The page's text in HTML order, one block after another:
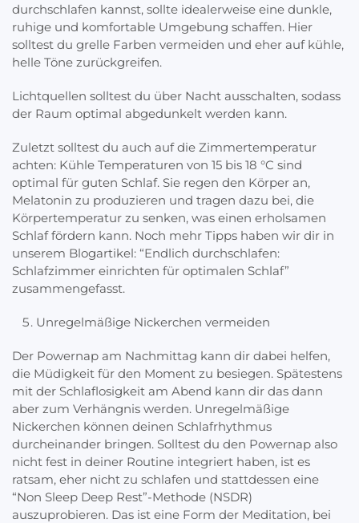
durchschlafen kannst, sollte idealerweise eine dunkle,
ruhige und komfortable Umgebung schaffen. Hier
solltest du grelle Farben vermeiden und eher auf kühle,
helle Töne zurückgreifen.
Lichtquellen solltest du über Nacht ausschalten, sodass
der Raum optimal abgedunkelt werden kann.
Zuletzt solltest du auch auf die Zimmertemperatur
achten: Kühle Temperaturen von 15 bis 18 °C sind
optimal für guten Schlaf. Sie regen den Körper an,
Melatonin zu produzieren und tragen dazu bei, die
Körpertemperatur zu senken, was einen erholsamen
Schlaf fördern kann. Noch mehr Tipps haben wir dir in
unserem Blogartikel: “Endlich durchschlafen:
Schlafzimmer einrichten für optimalen Schlaf”
zusammengefasst.
Unregelmäßige Nickerchen vermeiden
Der Powernap am Nachmittag kann dir dabei helfen,
die Müdigkeit für den Moment zu besiegen. Spätestens
mit der Schlaflosigkeit am Abend kann dir das dann
aber zum Verhängnis werden. Unregelmäßige
Nickerchen können deinen Schlafrhythmus
durcheinander bringen. Solltest du den Powernap also
nicht fest in deiner Routine integriert haben, ist es
ratsam, eher nicht zu schlafen und stattdessen eine
“Non Sleep Deep Rest”-Methode (NSDR)
auszuprobieren. Das ist eine Form der Meditation, bei